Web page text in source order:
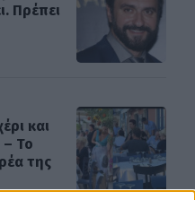
Πρέπει
και
Το
της